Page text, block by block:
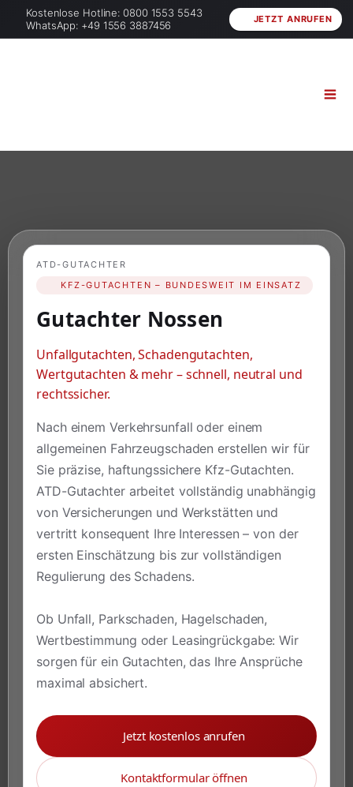
Kostenlose Hotline: 0800 1553 5543
WhatsApp: +49 1556 3887456
JETZT ANRUFEN
ATD-GUTACHTER
KFZ-GUTACHTEN – BUNDESWEIT IM EINSATZ
Gutachter Nossen
Unfallgutachten, Schadengutachten,
Wertgutachten & mehr – schnell, neutral und
rechtssicher.
Nach einem Verkehrsunfall oder einem
allgemeinen Fahrzeugschaden erstellen wir für
Sie präzise, haftungssichere Kfz-Gutachten.
ATD-Gutachter arbeitet vollständig unabhängig
von Versicherungen und Werkstätten und
vertritt konsequent Ihre Interessen – von der
ersten Einschätzung bis zur vollständigen
Regulierung des Schadens.
Ob Unfall, Parkschaden, Hagelschaden,
Wertbestimmung oder Leasingrückgabe: Wir
sorgen für ein Gutachten, das Ihre Ansprüche
maximal absichert.
Jetzt kostenlos anrufen
Kontaktformular öffnen